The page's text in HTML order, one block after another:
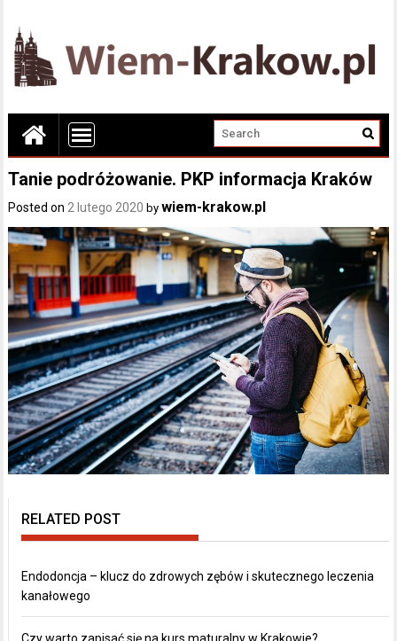
Tanie podróżowanie. PKP informacja Kraków
Posted on 2 lutego 2020 bywiem-krakow.pl
RELATED POST
Endodoncja – klucz do zdrowych zębów i skutecznego leczenia
kanałowego